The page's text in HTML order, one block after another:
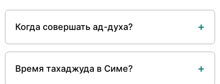
Когда совершать ад-духа?
Время тахаджуда в Симе?